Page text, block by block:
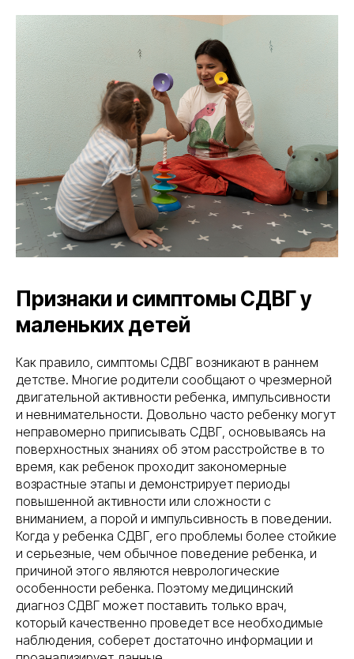
Признаки и симптомы СДВГ у
маленьких детей
Как правило, симптомы СДВГ возникают в раннем
детстве. Многие родители сообщают о чрезмерной
двигательной активности ребенка, импульсивности
и невнимательности. Довольно часто ребенку могут
неправомерно приписывать СДВГ, основываясь на
поверхностных знаниях об этом расстройстве в то
время, как ребенок проходит закономерные
возрастные этапы и демонстрирует периоды
повышенной активности или сложности с
вниманием, а порой и импульсивность в поведении.
Когда у ребенка СДВГ, его проблемы более стойкие
и серьезные, чем обычное поведение ребенка, и
причиной этого являются неврологические
особенности ребенка. Поэтому медицинский
диагноз СДВГ может поставить только врач,
который качественно проведет все необходимые
наблюдения, соберет достаточно информации и